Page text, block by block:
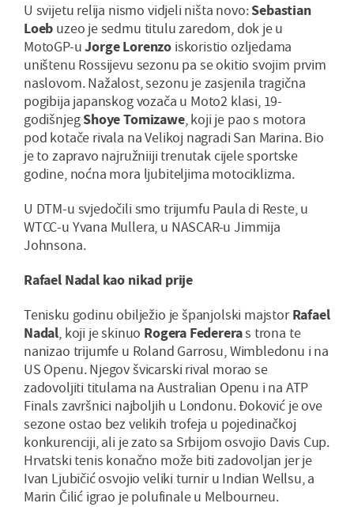
U svijetu relija nismo vidjeli ništa novo:Sebastian
Loeb uzeo je sedmu titulu zaredom, dok je u
MotoGP-uJorge Lorenzo iskoristio ozljedama
uništenu Rossijevu sezonu pa se okitio svojim prvim
naslovom. Nažalost, sezonu je zasjenila tragična
pogibija japanskog vozača u Moto2 klasi, 19-
godišnjegShoye Tomizawe, koji je pao s motora
pod kotače rivala na Velikoj nagradi San Marina. Bio
je to zapravo najružniiji trenutak cijele sportske
godine, noćna mora ljubiteljima motociklizma.
U DTM-u svjedočili smo trijumfu Paula di Reste, u
WTCC-u Yvana Mullera, u NASCAR-u Jimmija
Johnsona.
Rafael Nadal kao nikad prije
Tenisku godinu obilježio je španjolski majstorRafael
Nadal, koji je skinuo Rogera Federeras trona te
nanizao trijumfe u Roland Garrosu, Wimbledonu i na
US Openu. Njegov švicarski rival morao se
zadovoljiti titulama na Australian Openu i na ATP
Finals završnici najboljih u Londonu. Đoković je ove
sezone ostao bez velikih trofeja u pojedinačkoj
konkurenciji, ali je zato sa Srbijom osvojio Davis Cup.
Hrvatski tenis konačno može biti zadovoljan jer je
Ivan Ljubičić osvojio veliki turnir u Indian Wellsu, a
Marin Čilić igrao je polufinale u Melbourneu.